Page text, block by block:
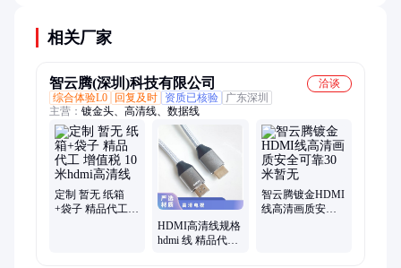
相关厂家
智云腾(深圳)科技有限公司
洽谈
综合体验L0
回复及时 资质已核验
广东深圳
主营： 镀金头、高清线、数据线
定制 暂无 纸箱
+袋子 精品代工
HDMI高清线规格
hdmi 线 精品代工
智云腾镀金HDMI
线高清画质安全